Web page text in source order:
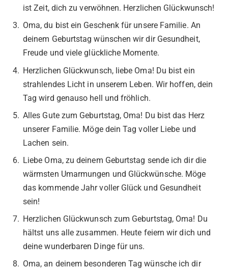
ist Zeit, dich zu verwöhnen. Herzlichen Glückwunsch!
Oma, du bist ein Geschenk für unsere Familie. An
deinem Geburtstag wünschen wir dir Gesundheit,
Freude und viele glückliche Momente.
Herzlichen Glückwunsch, liebe Oma! Du bist ein
strahlendes Licht in unserem Leben. Wir hoffen, dein
Tag wird genauso hell und fröhlich.
Alles Gute zum Geburtstag, Oma! Du bist das Herz
unserer Familie. Möge dein Tag voller Liebe und
Lachen sein.
Liebe Oma, zu deinem Geburtstag sende ich dir die
wärmsten Umarmungen und Glückwünsche. Möge
das kommende Jahr voller Glück und Gesundheit
sein!
Herzlichen Glückwunsch zum Geburtstag, Oma! Du
hältst uns alle zusammen. Heute feiern wir dich und
deine wunderbaren Dinge für uns.
Oma, an deinem besonderen Tag wünsche ich dir